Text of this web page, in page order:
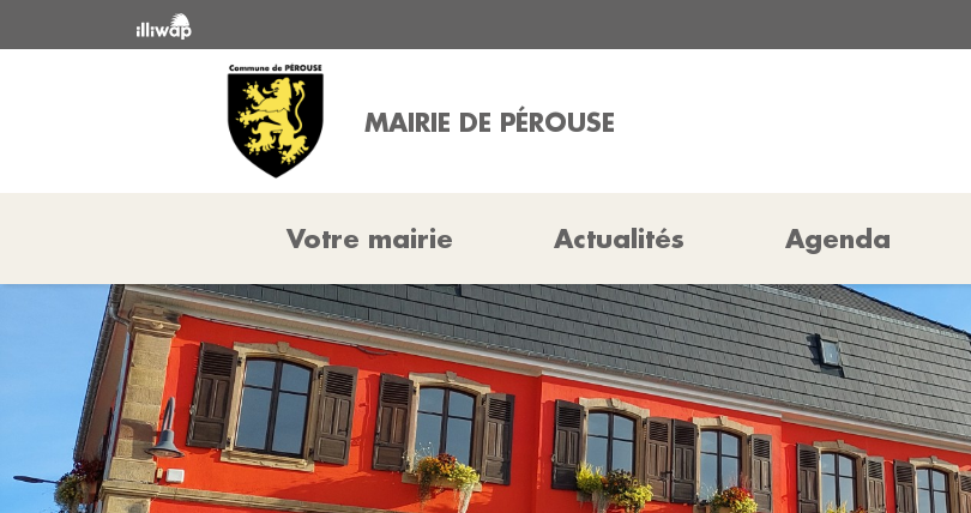
MAIRIE DE PÉROUSE
Votre mairie Actualités Agenda